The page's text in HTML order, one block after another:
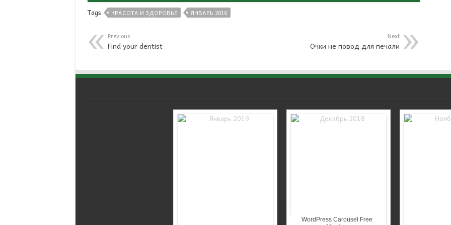
Tags КРАСОТА И ЗДОРОВЬЕ ЯНВАРЬ 2016
Previous
Find your dentist
Next
Очки не повод для печали
WordPress Carousel Free